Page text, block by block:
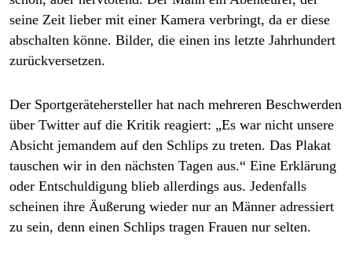
seine Zeit lieber mit einer Kamera verbringt, da er diese
abschalten könne. Bilder, die einen ins letzte Jahrhundert
zurückversetzen.
Der Sportgerätehersteller hat nach mehreren Beschwerden
über Twitter auf die Kritik reagiert: „Es war nicht unsere
Absicht jemandem auf den Schlips zu treten. Das Plakat
tauschen wir in den nächsten Tagen aus.“ Eine Erklärung
oder Entschuldigung blieb allerdings aus. Jedenfalls
scheinen ihre Äußerung wieder nur an Männer adressiert
zu sein, denn einen Schlips tragen Frauen nur selten.